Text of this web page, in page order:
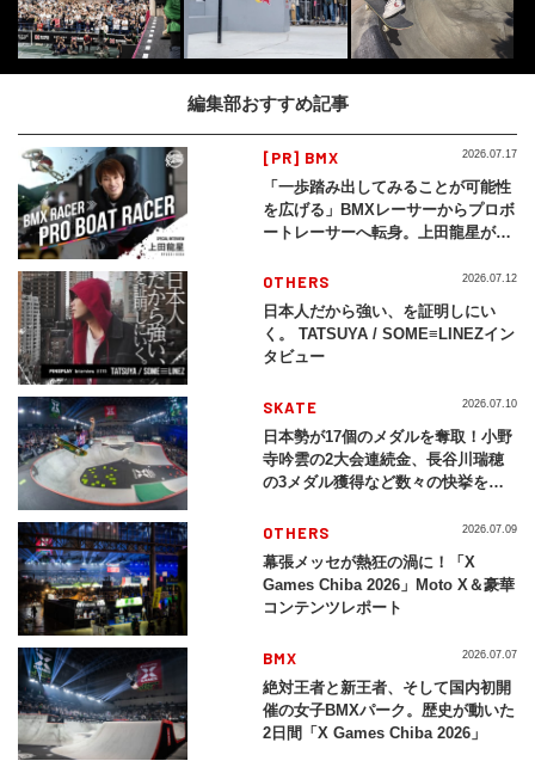
編集部おすすめ記事
[PR] BMX
「一歩踏み出してみることが可能性
を広げる」BMXレーサーからプロボ
ートレーサーへ転身。上田龍星が体
2026.07.17
OTHERS
日本人だから強い、を証明しにい
く。 TATSUYA / SOME≡LINEZイン
タビュー
2026.07.12
SKATE
日本勢が17個のメダルを奪取！小野
寺吟雲の2大会連続金、長谷川瑞穂
の3メダル獲得など数々の快挙をプ
2026」
2026.07.10
OTHERS
幕張メッセが熱狂の渦に！「X
Games Chiba 2026」Moto X＆豪華
コンテンツレポート
2026.07.09
BMX
絶対王者と新王者、そして国内初開
催の女子BMXパーク。歴史が動いた
2日間「X Games Chiba 2026」
2026.07.07